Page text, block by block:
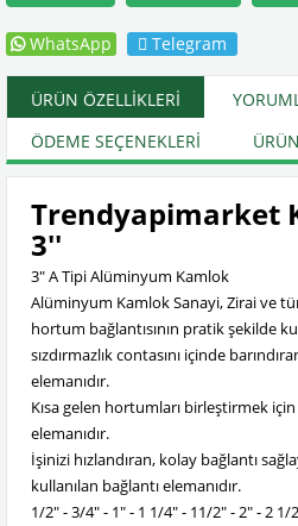
WhatsApp Telegram
ÜRÜN ÖZELLIKLERI
ÖDEME SEÇENEKLERI
Trendyapimarket
3''
3" A Tipi Alüminyum Kamlok
Alüminyum Kamlok Sanayi, Zirai ve
hortum bağlantısının pratik şekilde
sızdırmazlık contasını içinde
elemanıdır.
Kısa gelen hortumları birleştirmek
elemanıdır.
İşinizi hızlandıran, kolay bağlantı
kullanılan bağlantı elemanıdır.
1/2" - 3/4" - 1" - 1 1/4" - 11/2" - 2" - 2